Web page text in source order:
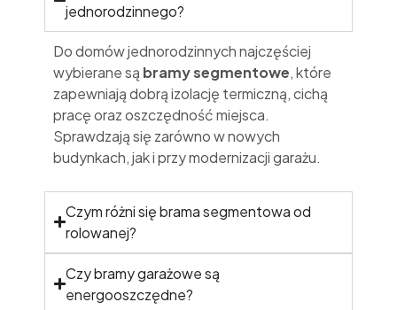
jednorodzinnego?
Do domów jednorodzinnych najczęściej
wybierane są bramy segmentowe, które
zapewniają dobrą izolację termiczną, cichą
pracę oraz oszczędność miejsca.
Sprawdzają się zarówno w nowych
budynkach, jak i przy modernizacji garażu.
Czym różni się brama segmentowa od
rolowanej?
Czy bramy garażowe są
energooszczędne?